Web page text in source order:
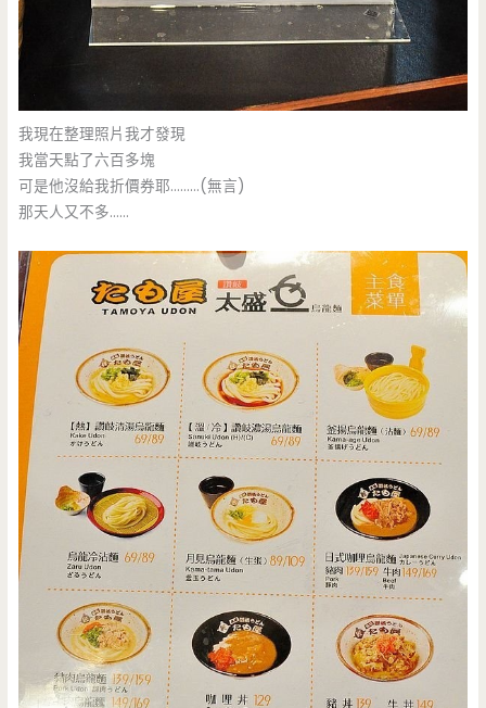
我現在整理照片我才發現
我當天點了六百多塊
可是他沒給我折價券耶………(無言)
那天人又不多……